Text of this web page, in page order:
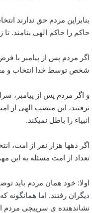
بنابراین مردم حق ندارند
حاکم را حاکم الهی بنامند.
اگر مردم پس از پیامبر با
شخص توسط خدا انتخاب و
و اگر مردم پس از پیامبر،
نرفتند، این منصب الهی از
انبیاء را باطل نمیکند.
اگر دهها هزار نفر از امت،
تعداد از امت مسئله به این
اولا: خود همان مردم باید
دیگران رفتند. اما
نشاندهنده ی سرپیچی مردم